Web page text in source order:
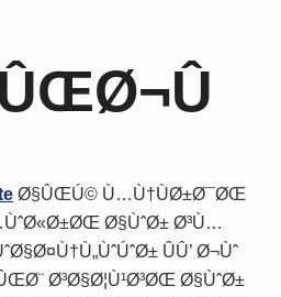
Ø§ÛŒÚ© Ù…Ù†ÙØ±Ø¯ØŒ
Ø§ÙˆØ± Ø³Ù…
ÛÛ’ Ø¬Ùˆ
Ø³Ø§Ø¦Ù¹Ø³ØŒ Ø§ÙˆØ±